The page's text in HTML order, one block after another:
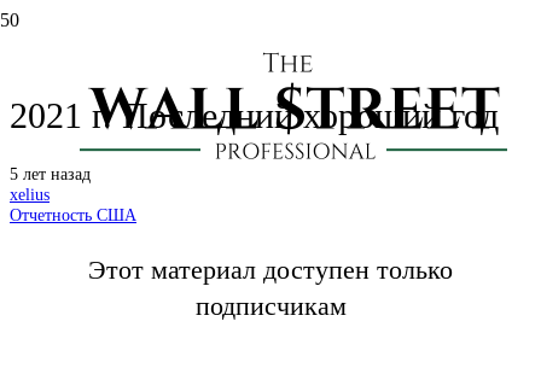
AbbVie (ABBV): отчет за 4 кв.
2021 г. Последний хороший год
5 лет назад
xelius
Отчетность США
Этот материал доступен только
подписчикам